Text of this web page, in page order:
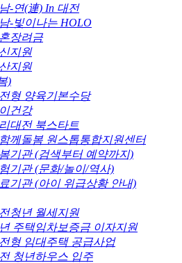
-연(連) In 대전
-빛이나는 HOLO
장려금
지원
지원
)
형 양육기본수당
건강
대전 북스타트
께돌봄 원스톱통합지원센터
기관 (검색부터 예약까지)
기관 (문화/놀이/역사)
기관 (아이 위급상황 안내)
청년 월세지원
주택임차보증금 이자지원
형 임대주택 공급사업
청년하우스 입주